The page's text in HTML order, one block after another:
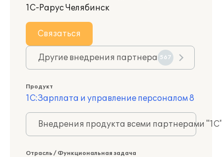
1С-Рарус Челябинск
Связаться
Другие внедрения партнера 567
Продукт
1С:Зарплата и управление персоналом 8
Внедрения продукта всеми партнерами
Отрасль / Функциональная задача